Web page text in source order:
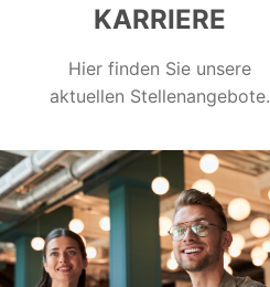
KARRIERE
Hier finden Sie unsere
aktuellen Stellenangebote.